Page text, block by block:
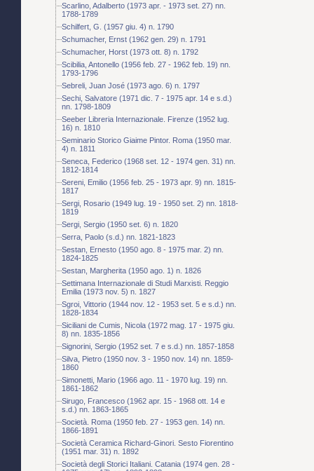
Scarlino, Adalberto (1973 apr. - 1973 set. 27) nn.
1788-1789
Schilfert, G. (1957 giu. 4) n. 1790
Schumacher, Ernst (1962 gen. 29) n. 1791
Schumacher, Horst (1973 ott. 8) n. 1792
Scibilia, Antonello (1956 feb. 27 - 1962 feb. 19) nn.
1793-1796
Sebreli, Juan José (1973 ago. 6) n. 1797
Sechi, Salvatore (1971 dic. 7 - 1975 apr. 14 e s.d.)
nn. 1798-1809
Seeber Libreria Internazionale. Firenze (1952 lug.
16) n. 1810
Seminario Storico Giaime Pintor. Roma (1950 mar.
4) n. 1811
Seneca, Federico (1968 set. 12 - 1974 gen. 31) nn.
1812-1814
Sereni, Emilio (1956 feb. 25 - 1973 apr. 9) nn. 1815-
1817
Sergi, Rosario (1949 lug. 19 - 1950 set. 2) nn. 1818-
1819
Sergi, Sergio (1950 set. 6) n. 1820
Serra, Paolo (s.d.) nn. 1821-1823
Sestan, Ernesto (1950 ago. 8 - 1975 mar. 2) nn.
1824-1825
Sestan, Margherita (1950 ago. 1) n. 1826
Settimana Internazionale di Studi Marxisti. Reggio
Emilia (1973 nov. 5) n. 1827
Sgroi, Vittorio (1944 nov. 12 - 1953 set. 5 e s.d.) nn.
1828-1834
Siciliani de Cumis, Nicola (1972 mag. 17 - 1975 giu.
8) nn. 1835-1856
Signorini, Sergio (1952 set. 7 e s.d.) nn. 1857-1858
Silva, Pietro (1950 nov. 3 - 1950 nov. 14) nn. 1859-
1860
Simonetti, Mario (1966 ago. 11 - 1970 lug. 19) nn.
1861-1862
Sirugo, Francesco (1962 apr. 15 - 1968 ott. 14 e
s.d.) nn. 1863-1865
Società. Roma (1950 feb. 27 - 1953 gen. 14) nn.
1866-1891
Società Ceramica Richard-Ginori. Sesto Fiorentino
(1951 mar. 31) n. 1892
Società degli Storici Italiani. Catania (1974 gen. 28 -